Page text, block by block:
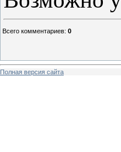
Всего комментариев: 0
Полная версия сайта